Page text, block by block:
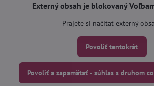
Externý obsah je blokovaný
Prajete si načítať externý
Povoliť tentokrát
Povoliť a zapamätať - súhlas s druhom